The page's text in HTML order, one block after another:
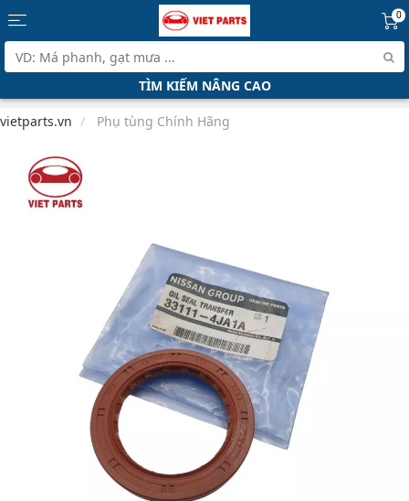
0
TÌM KIẾM NÂNG CAO
vietparts.vn Phụ tùng Chính Hãng